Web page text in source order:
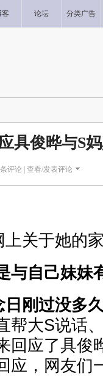
客 论坛 分类广告
具俊晔与S
条评论 | 查看/发表评论
关于她的
与自己妹妹
刚过没多
帮大S说话
回应了具俊
应，网友们